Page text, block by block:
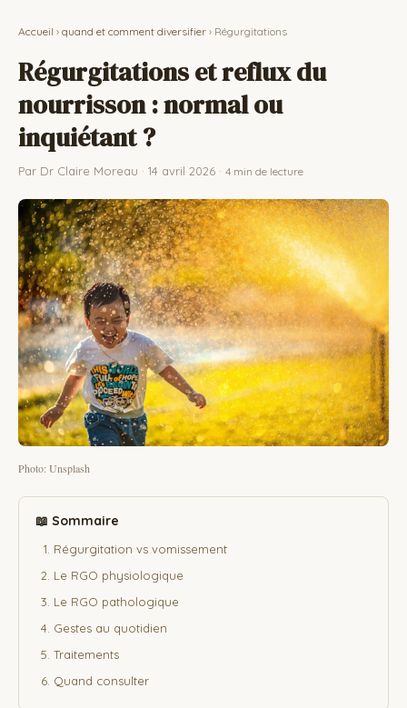
Accueil › quand et comment diversifier › Régurgitations
Régurgitations et reflux du
nourrisson : normal ou
inquiétant ?
Par Dr Claire Moreau · 14 avril 2026 · 4 min de lecture
Photo: Unsplash
📖 Sommaire
Régurgitation vs vomissement
Le RGO physiologique
Le RGO pathologique
Gestes au quotidien
Traitements
Quand consulter